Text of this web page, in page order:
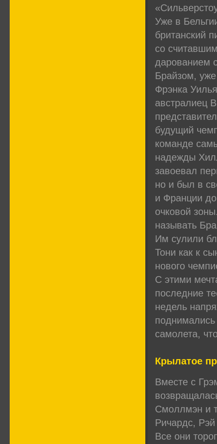
Уже в
британский
со
дарованием
Брайзом,
Фрэнка
австралиец
будущий
команде
надежды
завоевал
но и был в
и Франции
очковой
называть
Им сулили
Тони как к
нового
С этими
последние
недель
поднимались
самолета,
Крылатое
Вместе с
Смоллмэн и
Ричардс,
Все они